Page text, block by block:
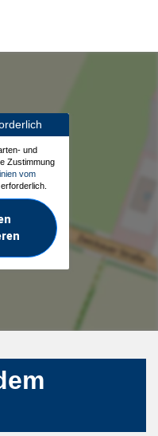
und
Zustimmung
vom
erforderlich.